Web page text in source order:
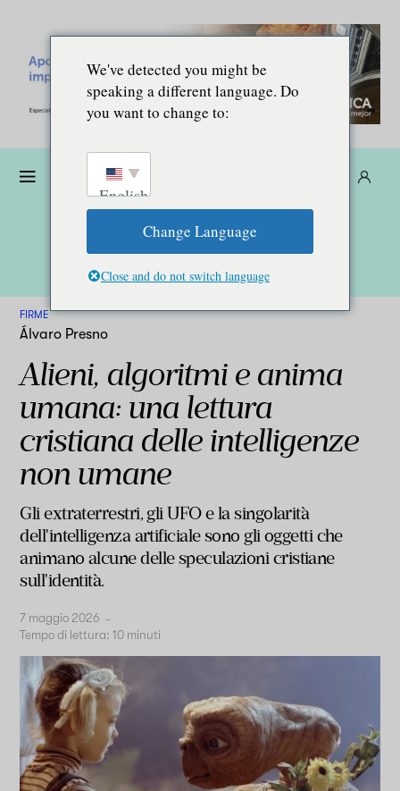
FIRME
Álvaro Presno
Alieni, algoritmi e anima
umana: una lettura
cristiana delle intelligenze
non umane
Gli extraterrestri, gli UFO e la singolarità
dell'intelligenza artificiale sono gli oggetti che
animano alcune delle speculazioni cristiane
sull'identità.
7 maggio 2026 -
Tempo di lettura: 10 minuti
We've detected you might be
speaking a different language. Do
you want to change to:
English
Change Language
Close and do not switch language